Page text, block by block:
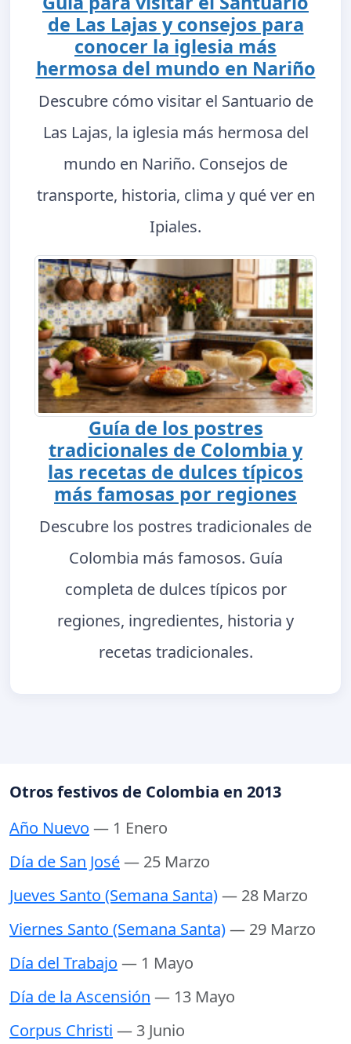
de Las Lajas y consejos para
conocer la iglesia más
hermosa del mundo en Nariño
Descubre cómo visitar el Santuario de
Las Lajas, la iglesia más hermosa del
mundo en Nariño. Consejos de
transporte, historia, clima y qué ver en
Ipiales.
Guía de los postres
tradicionales de Colombia y
las recetas de dulces típicos
más famosas por regiones
Descubre los postres tradicionales de
Colombia más famosos. Guía
completa de dulces típicos por
regiones, ingredientes, historia y
recetas tradicionales.
Otros festivos de Colombia en 2013
Año Nuevo — 1 Enero
Día de San José— 25 Marzo
Jueves Santo (Semana Santa)— 28 Marzo
Viernes Santo (Semana Santa)— 29 Marzo
Día del Trabajo — 1 Mayo
Día de la Ascensión — 13 Mayo
Corpus Christi — 3 Junio